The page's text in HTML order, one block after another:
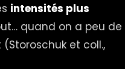
intensités plus
quand on a peu de
et coll.,